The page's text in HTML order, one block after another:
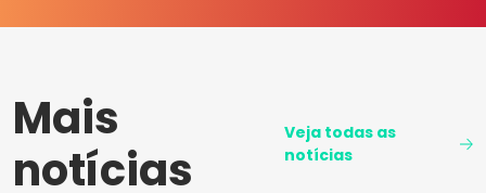
Mais
notícias
Veja todas as
notícias